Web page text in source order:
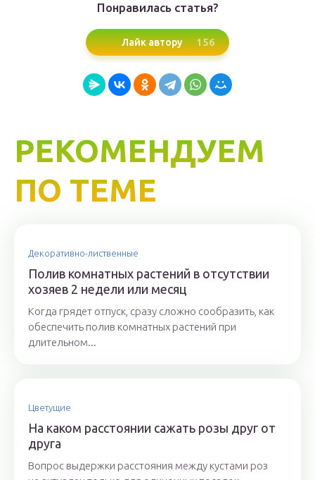
Понравилась статья?
Лайк автору 156
РЕКОМЕНДУЕМ
ПО ТЕМЕ
Декоративно-лиственные
Полив комнатных растений в отсутствии
хозяев 2 недели или месяц
Когда грядет отпуск, сразу сложно сообразить, как
обеспечить полив комнатных растений при
длительном...
Цветущие
На каком расстоянии сажать розы друг от
друга
Вопрос выдержки расстояния между кустами роз